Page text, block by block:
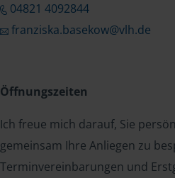
04821 4092844
franziska.basekow@vlh.de
Öffnungszeiten
Ich freue mich darauf, Sie
gemeinsam Ihre Anliegen zu
Terminvereinbarungen und